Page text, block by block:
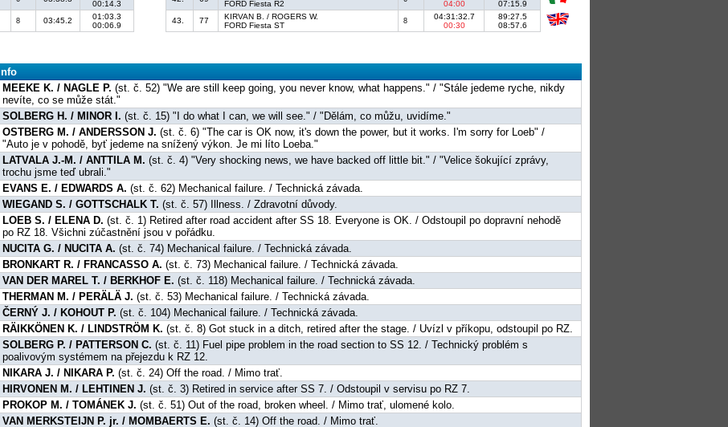
00:14.3
8 03:45.2
01:03.3
00:06.9
FORD Fiesta R2
04:00
07:15.9
43.
77
KIRVAN B. / ROGERS W.
FORD Fiesta ST
8
04:31:32.7
00:30
89:27.5
08:57.6
Info
MEEKE K. / NAGLE P. (st. č. 52) "We are still keep going, you never know, what happens." / "Stále jedeme ryche, nikdy
nevíte, co se může stát."
SOLBERG H. / MINOR I. (st. č. 15) "I do what I can, we will see." / "Dělám, co můžu, uvidíme."
OSTBERG M. / ANDERSSON J. (st. č. 6) "The car is OK now, it's down the power, but it works. I'm sorry for Loeb" /
"Auto je v pohodě, byť jedeme na snížený výkon. Je mi líto Loeba."
LATVALA J.-M. / ANTTILA M. (st. č. 4) "Very shocking news, we have backed off little bit." / "Velice šokující zprávy,
trochu jsme teď ubrali."
EVANS E. / EDWARDS A. (st. č. 62) Mechanical failure. / Technická závada.
WIEGAND S. / GOTTSCHALK T. (st. č. 57) Illness. / Zdravotní důvody.
LOEB S. / ELENA D. (st. č. 1) Retired after road accident after SS 18. Everyone is OK. / Odstoupil po dopravní nehodě
po RZ 18. Všichni zúčastnění jsou v pořádku.
NUCITA G. / NUCITA A. (st. č. 74) Mechanical failure. / Technická závada.
BRONKART R. / FRANCASSO A. (st. č. 73) Mechanical failure. / Technická závada.
VAN DER MAREL T. / BERKHOF E. (st. č. 118) Mechanical failure. / Technická závada.
THERMAN M. / PERÄLÄ J. (st. č. 53) Mechanical failure. / Technická závada.
ČERNÝ J. / KOHOUT P. (st. č. 104) Mechanical failure. / Technická závada.
RÄIKKÖNEN K. / LINDSTRÖM K. (st. č. 8) Got stuck in a ditch, retired after the stage. / Uvízl v příkopu, odstoupil po RZ.
SOLBERG P. / PATTERSON C. (st. č. 11) Fuel pipe problem in the road section to SS 12. / Technický problém s
poalivovým systémem na přejezdu k RZ 12.
NIKARA J. / NIKARA P. (st. č. 24) Off the road. / Mimo trať.
HIRVONEN M. / LEHTINEN J. (st. č. 3) Retired in service after SS 7. / Odstoupil v servisu po RZ 7.
PROKOP M. / TOMÁNEK J. (st. č. 51) Out of the road, broken wheel. / Mimo trať, ulomené kolo.
VAN MERKSTEIJN P. jr. / MOMBAERTS E. (st. č. 14) Off the road. / Mimo trať.